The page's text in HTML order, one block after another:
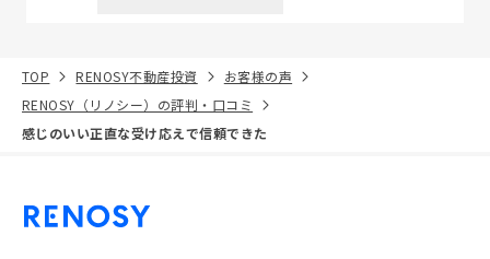
TOP RENOSY不動産投資
お客様の声
RENOSY（リノシー）の評判・口コミ
感じのいい正直な受け応えで信頼できた